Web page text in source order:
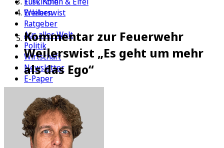
Erleben
Ratgeber
Aus aller Welt
Politik
Wirtschaft
Newsletter
E-Paper
Weilerswist
Kommentar zur Feuerwehr
Weilerswist „Es geht um mehr
als das Ego“